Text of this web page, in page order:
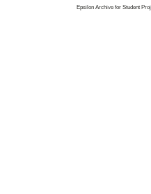
Epsilon Archive for Student